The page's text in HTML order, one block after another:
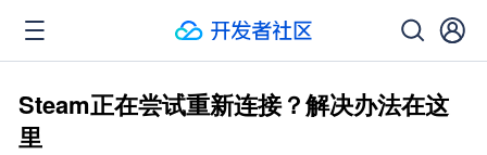
Steam正在尝试重新连接？解决办法在这
里